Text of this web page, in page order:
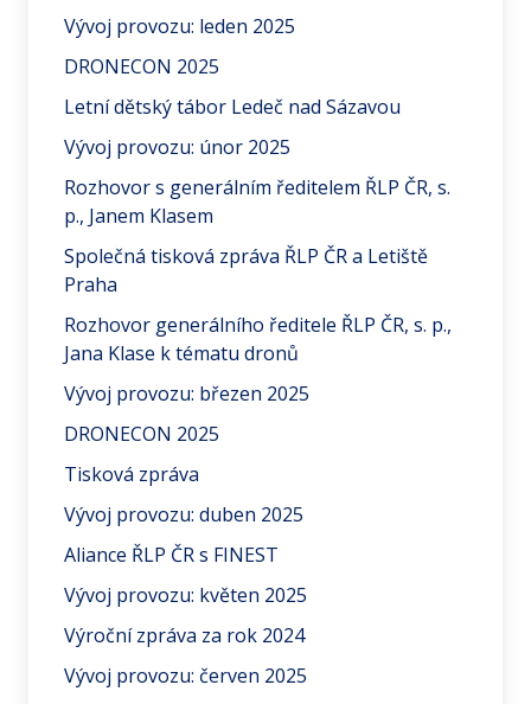
Vývoj provozu: leden 2025
DRONECON 2025
Letní dětský tábor Ledeč nad Sázavou
Vývoj provozu: únor 2025
Rozhovor s generálním ředitelem ŘLP ČR, s.
p., Janem Klasem
Společná tisková zpráva ŘLP ČR a Letiště
Praha
Rozhovor generálního ředitele ŘLP ČR, s. p.,
Jana Klase k tématu dronů
Vývoj provozu: březen 2025
DRONECON 2025
Tisková zpráva
Vývoj provozu: duben 2025
Aliance ŘLP ČR s FINEST
Vývoj provozu: květen 2025
Výroční zpráva za rok 2024
Vývoj provozu: červen 2025